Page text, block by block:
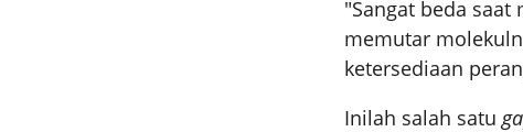
"Sangat beda
memutar
ketersediaan
Inilah salah satu